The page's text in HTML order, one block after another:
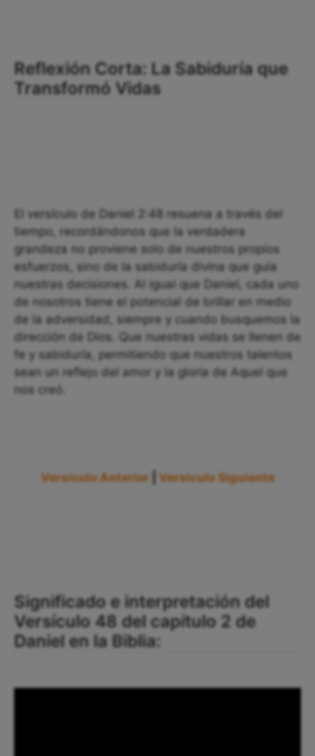
Reflexión Corta: La Sabiduría que
Transformó Vidas
El versículo de Daniel 2:48 resuena a través del
tiempo, recordándonos que la verdadera
grandeza no proviene solo de nuestros propios
esfuerzos, sino de la sabiduría divina que guía
nuestras decisiones. Al igual que Daniel, cada uno
de nosotros tiene el potencial de brillar en medio
de la adversidad, siempre y cuando busquemos la
dirección de Dios. Que nuestras vidas se llenen de
fe y sabiduría, permitiendo que nuestros talentos
sean un reflejo del amor y la gloria de Aquel que
nos creó.
Versículo Anterior Versículo Siguiente
Significado e interpretación del
Versículo 48 del capítulo 2 de
Daniel en la Biblia: